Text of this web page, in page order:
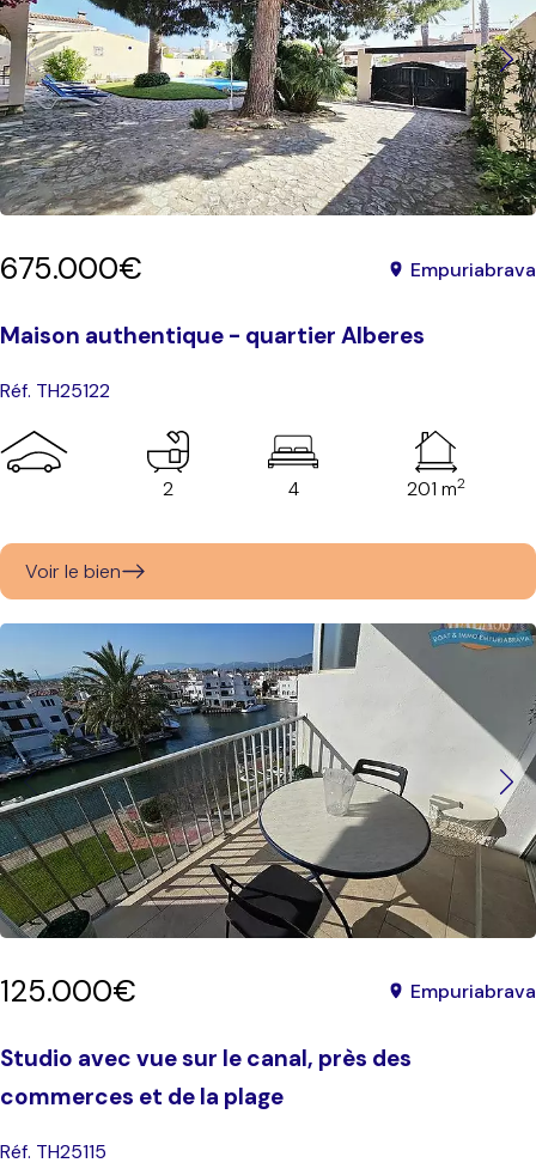
675.000€ Empuriabrava
Maison authentique - quartier Alberes
Réf. TH25122
2 4 201 m2
Voir le bien
125.000€ Empuriabrava
Studio avec vue sur le canal, près des
commerces et de la plage
Réf. TH25115